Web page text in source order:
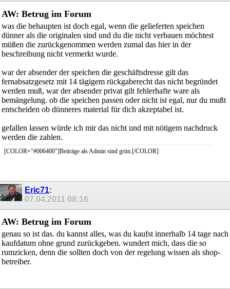
AW: Betrug im Forum
was die behaupten ist doch egal, wenn die gelieferten speichen
dünner als die originalen sind und du die nicht verbauen möchtest
müßen die zurückgenommen werden zumal das hier in der
beschreibung nicht vermerkt wurde.
war der absender der speichen die geschäftsdresse gilt das
fernabsatzgesetz mit 14 tägigem rückgaberecht das nicht begründet
werden muß, war der absender privat gilt fehlerhafte ware als
bemängelung. ob die speichen passen oder nicht ist egal, nur du mußt
entscheiden ob dünneres material für dich akzeptabel ist.
gefallen lassen würde ich mir das nicht und mit nötigem nachdruck
werden die zahlen.
[COLOR="#006400"]Beiträge als Admin sind grün.[/COLOR]
Eric71:
07.04.2011 08:16
AW: Betrug im Forum
genau so ist das. du kannst alles, was du kaufst innerhalb 14 tage nach
kaufdatum ohne grund zurückgeben. wundert mich, dass die so
rumzicken, denn die sollten doch von der regelung wissen als shop-
betreiber.